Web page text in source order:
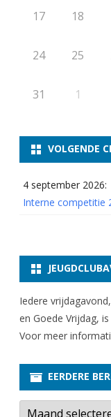
o
5
e
n
17 18
24 25
31 1
VOLGENDE
4 september 2026:
Interne competitie
Iedere
en Goede Vrijdag,
Voor meer
EERDERE
E